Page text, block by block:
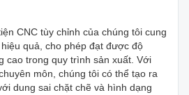
CNC tùy chỉnh của chúng tôi cung
quả, cho phép đạt được độ
cao trong quy trình sản xuất. Với
môn, chúng tôi có thể tạo ra
dung sai chặt chẽ và hình dạng